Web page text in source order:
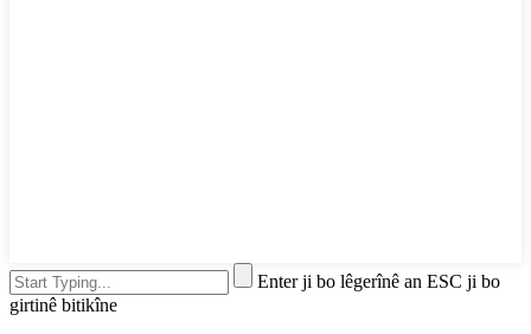
Enter ji bo lêgerînê an ESC ji bo
girtinê bitikîne